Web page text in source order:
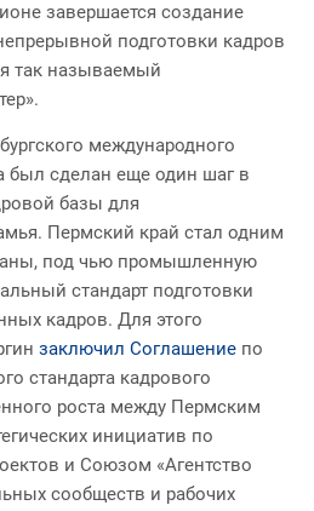
завершается создание
подготовки кадров
так называемый
международного
был сделан еще один шаг в
базы для
Пермский край стал одним
под чью промышленную
стандарт подготовки
кадров. Для этого
заключил Соглашение по
стандарта кадрового
роста между Пермским
инициатив по
и Союзом «Агентство
сообществ и рабочих